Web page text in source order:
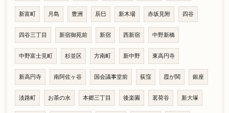
新富町 月島 豊洲 辰巳 新木場 赤坂見附 四谷
四谷三丁目 新宿御苑前 新宿 西新宿 中野新橋
中野富士見町 杉並区 方南町 新中野 東高円寺
新高円寺 南阿佐ヶ谷 国会議事堂前 荻窪 霞が関 銀座
淡路町 お茶の水 本郷三丁目 後楽園 茗荷谷 新大塚